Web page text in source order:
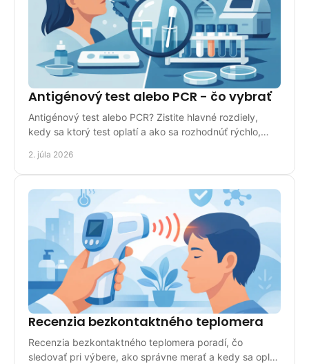
Antigénový test alebo PCR - čo vybrať
Antigénový test alebo PCR? Zistite hlavné rozdiely,
kedy sa ktorý test oplatí a ako sa rozhodnúť rýchlo,
2. júla 2026
Recenzia bezkontaktného teplomera
Recenzia bezkontaktného teplomera poradí, čo
sledovať pri výbere, ako správne merať a kedy sa oplatí